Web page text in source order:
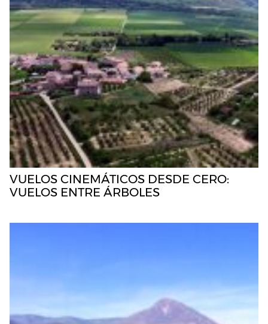
VUELOS CINEMÁTICOS DESDE CERO:
VUELOS ENTRE ÁRBOLES